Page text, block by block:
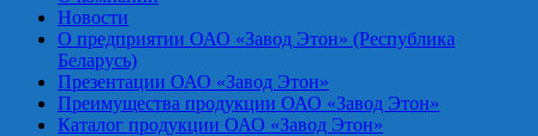
Новости
О предприятии ОАО «Завод Этон» (Республика
Беларусь)
Презентации ОАО «Завод Этон»
Преимущества продукции ОАО «Завод Этон»
Каталог продукции ОАО «Завод Этон»